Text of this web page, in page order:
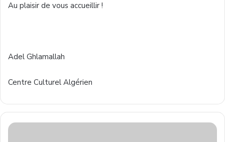
Au plaisir de vous accueillir !
Adel Ghlamallah
Centre Culturel Algérien